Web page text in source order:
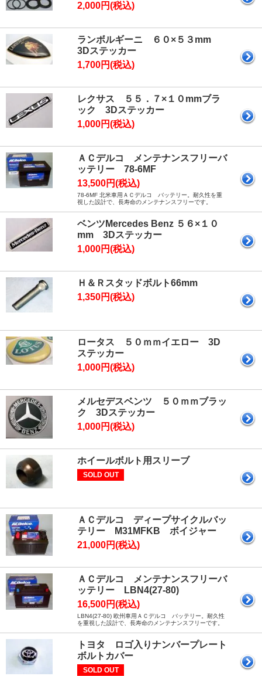
2,000円(税込)
ランボルギーニ ６０×５３mm
3Dステッカー
1,700円(税込)
レクサス ５５．７×１０mmブラ
ック 3Dステッカー
1,000円(税込)
ＡＣデルコ メンテナンスフリーバ
ッテリー 78-6MF
13,500円(税込)
78-6MF 北米車用ＡＣデルコ バッテリー。耐久性を重
視した設計で、長寿命のメンテナンスフリーです。
ベンツMercedes Benz ５６×１０
mm 3Dステッカー
1,000円(税込)
Ｈ＆Ｒスタッドボルト66mm
1,350円(税込)
ロータス ５０ｍｍイエロー 3D
ステッカー
1,000円(税込)
メルセデスベンツ ５０ｍｍブラッ
ク 3Dステッカー
1,000円(税込)
ホイールボルト用スリーブ
SOLD OUT
ＡＣデルコ ディープサイクルバッ
テリー M31MFKB ボイジャー
21,000円(税込)
ＡＣデルコ メンテナンスフリーバ
ッテリー LBN4(27-80)
16,500円(税込)
LBN4(27-80) 欧州車用ＡＣデルコ バッテリー。耐久性
を重視した設計で、長寿命のメンテナンスフリーです。
トヨタ ロゴ入りナンバープレート
ボルトカバー
SOLD OUT